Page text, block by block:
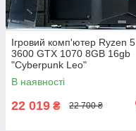
Ігровий комп'ютер Ryzen 5
3600 GTX 1070 8GB 16gb
"Cyberpunk Leo"
В наявності
22 019 ₴ 22 700 ₴